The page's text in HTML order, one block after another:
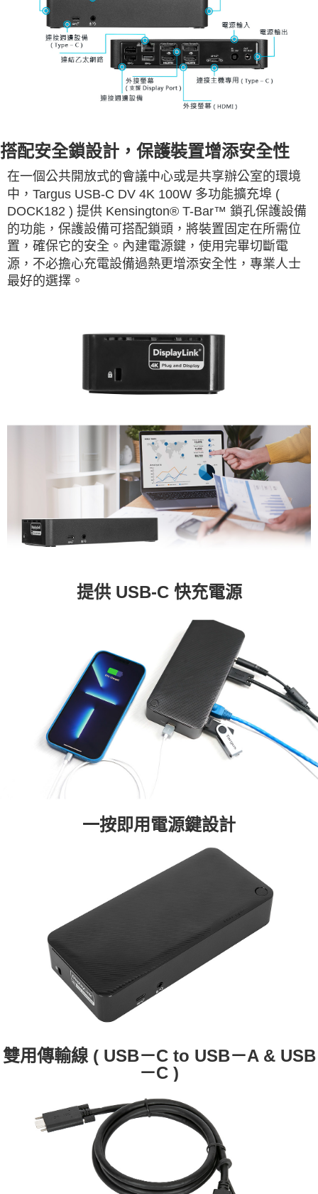
搭配安全鎖設計，保護裝置增添安全性
在一個公共開放式的會議中心或是共享辦公室的環境
中，Targus USB-C DV 4K 100W 多功能擴充埠 (
DOCK182 ) 提供 Kensington® T-Bar™ 鎖孔保護設備
的功能，保護設備可搭配鎖頭，將裝置固定在所需位
置，確保它的安全。內建電源鍵，使用完畢切斷電
源，不必擔心充電設備過熱更增添安全性，專業人士
最好的選擇。
提供 USB-C 快充電源
一按即用電源鍵設計
雙用傳輸線 ( USB－C to USB－A & USB
－C )